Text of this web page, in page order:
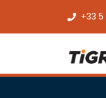
+33